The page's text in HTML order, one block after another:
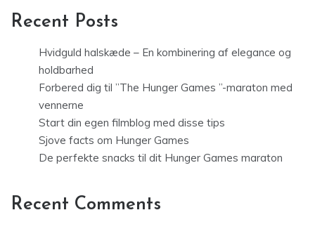
Recent Posts
Hvidguld halskæde – En kombinering af elegance og
holdbarhed
Forbered dig til ”The Hunger Games ”-maraton med
vennerne
Start din egen filmblog med disse tips
Sjove facts om Hunger Games
De perfekte snacks til dit Hunger Games maraton
Recent Comments